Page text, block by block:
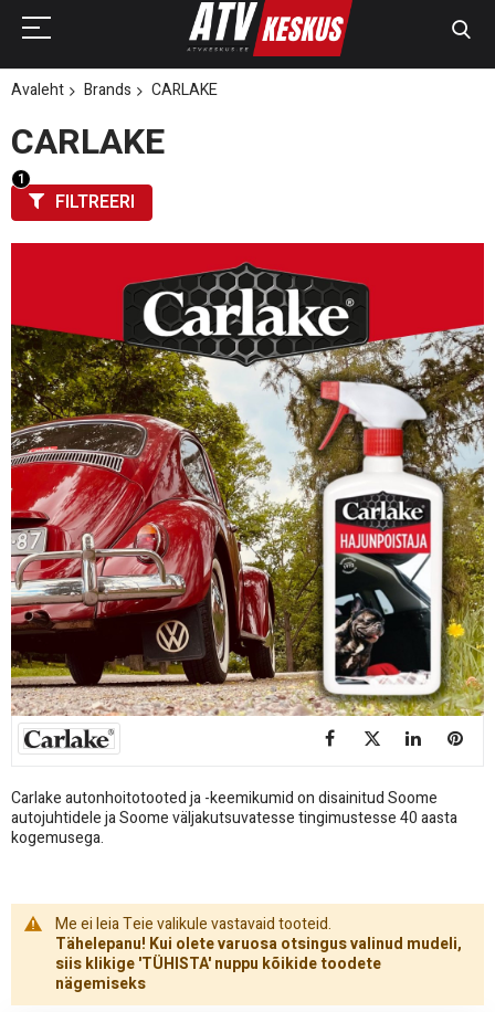
Avaleht Brands CARLAKE
CARLAKE
Carlake autonhoitotooted ja -keemikumid on disainitud Soome
autojuhtidele ja Soome väljakutsuvatesse tingimustesse 40 aasta
kogemusega.
Me ei leia Teie valikule vastavaid tooteid.
Tähelepanu! Kui olete varuosa otsingus valinud mudeli,
siis klikige 'TÜHISTA' nuppu kõikide toodete
nägemiseks
FILTREERI